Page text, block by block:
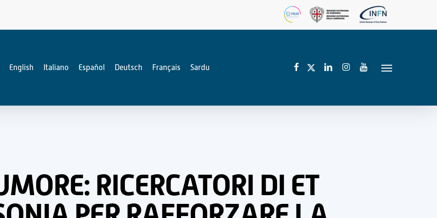
English
Italiano Español Deutsch Français Sardu facebooktwitterlinkedininstagramyoutubeMenu
RICERCATORI DI ET